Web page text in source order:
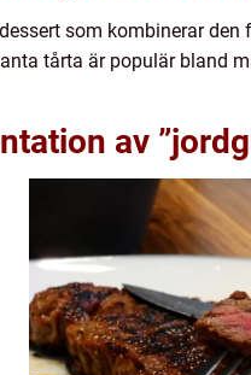
som kombinerar
tårta är populär bland
av